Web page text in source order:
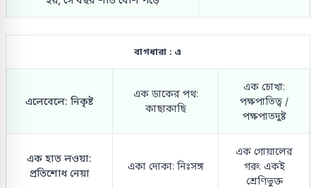
বাগধারা : এ
এলেবেলে: নিকৃষ্ট
এক ডাকের পথ:
কাছাকাছি
এক চোখা:
পক্ষপাতিত্ব /
পক্ষপাতদুষ্ট
এক হাত লওয়া:
প্রতিশোধ নেয়া
একা দোকা: নিঃসঙ্গ
এক গোয়ালের
গরু: একই
শ্রেণিভুক্ত